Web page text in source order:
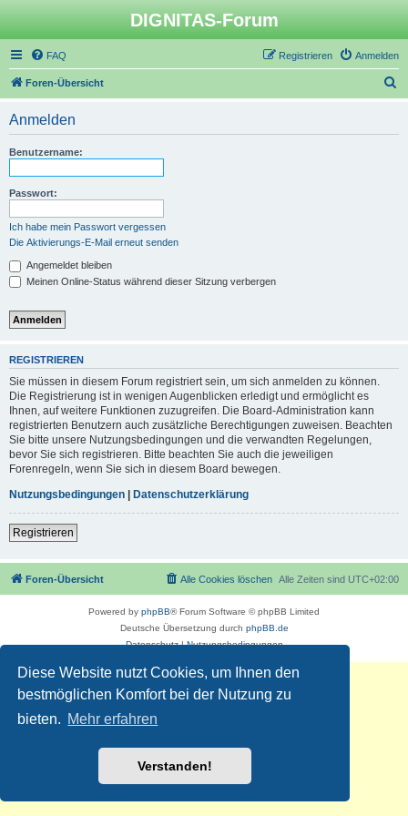
Diese Website nutzt Cookies, um Ihnen den
bestmöglichen Komfort bei der Nutzung zu
bieten. Mehr erfahren
Verstanden!
DIGNITAS-Forum
FAQ Anmelden
Registrieren
Foren-Übersicht
Anmelden
Benutzername:
Passwort:
Ich habe mein Passwort vergessen
Die Aktivierungs-E-Mail erneut senden
Angemeldet bleiben
Meinen Online-Status während dieser Sitzung verbergen
REGISTRIEREN
Sie müssen in diesem Forum registriert sein, um sich anmelden zu können.
Die Registrierung ist in wenigen Augenblicken erledigt und ermöglicht es
Ihnen, auf weitere Funktionen zuzugreifen. Die Board-Administration kann
registrierten Benutzern auch zusätzliche Berechtigungen zuweisen. Beachten
Sie bitte unsere Nutzungsbedingungen und die verwandten Regelungen,
bevor Sie sich registrieren. Bitte beachten Sie auch die jeweiligen
Forenregeln, wenn Sie sich in diesem Board bewegen.
Nutzungsbedingungen | Datenschutzerklärung
Registrieren
Foren-Übersicht Alle Zeiten sind UTC+02:00
Alle Cookies löschen
Powered by phpBB® Forum Software © phpBB Limited
Deutsche Übersetzung durch phpBB.de
Datenschutz|Nutzungsbedingungen